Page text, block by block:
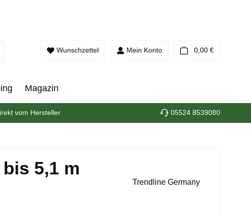
Wunschzettel Mein Konto 0,00 €Warenkorb
Magazin
vom Hersteller 05524 8539080
5,1 m
Trendline Germany